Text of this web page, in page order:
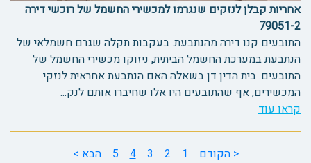
אחריות קבלן לנזקים שנגרמו למכשירי החשמל של רוכשי דירה
79051-2
התובעים קנו דירה מהנתבעת. בעקבות תקלה שגרם חשמלאי של
הנתבעת במערכת החשמל הביתית, ניזוקו מכשירי החשמל של
התובעים. בית הדין דן בשאלה האם הנתבעת אחראית לנזקי
המכשירים, אף שהתובעים היו אלו שחיברו אותם לנק...
קראו עוד
< הקודם 1
2
3
4
5 הבא >